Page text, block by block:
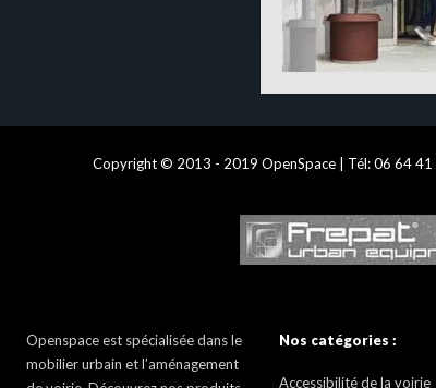
Copyright © 2013 - 2019 OpenSpace | Tél:06 64 41
Openspace est spécialisée dans le
mobilier urbain et l’aménagement
Nos catégories :
Accessibilité de la voirie